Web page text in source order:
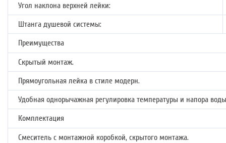
Угол наклона верхней лейки:
Штанга душевой системы:
Преимущества
Скрытый монтаж.
Прямоугольная лейка в стиле модерн.
Удобная однорычажная регулировка температуры и напора
Комплектация
Смеситель с монтажной коробкой, скрытого монтажа.